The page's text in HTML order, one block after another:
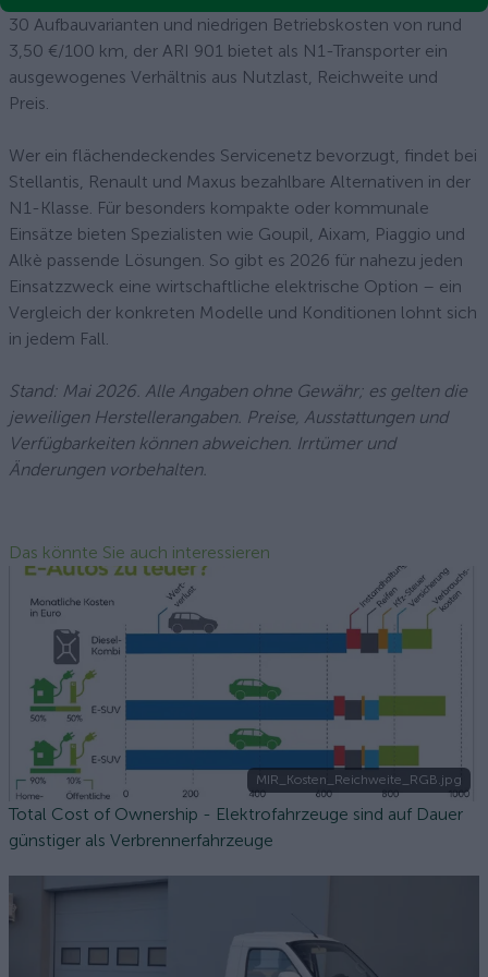
30 Aufbauvarianten und niedrigen Betriebskosten von rund
3,50 €/100 km, der ARI 901 bietet als N1-Transporter ein
ausgewogenes Verhältnis aus Nutzlast, Reichweite und
Preis.
Wer ein flächendeckendes Servicenetz bevorzugt, findet bei
Stellantis, Renault und Maxus bezahlbare Alternativen in der
N1-Klasse. Für besonders kompakte oder kommunale
Einsätze bieten Spezialisten wie Goupil, Aixam, Piaggio und
Alkè passende Lösungen. So gibt es 2026 für nahezu jeden
Einsatzzweck eine wirtschaftliche elektrische Option – ein
Vergleich der konkreten Modelle und Konditionen lohnt sich
in jedem Fall.
Stand: Mai 2026. Alle Angaben ohne Gewähr; es gelten die
jeweiligen Herstellerangaben. Preise, Ausstattungen und
Verfügbarkeiten können abweichen. Irrtümer und
Änderungen vorbehalten.
Das könnte Sie auch interessieren
MIR_Kosten_Reichweite_RGB.jpg
Total Cost of Ownership - Elektrofahrzeuge sind auf Dauer
günstiger als Verbrennerfahrzeuge